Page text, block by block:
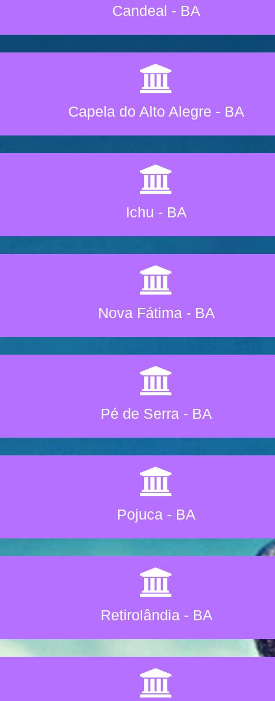
Candeal - BA
Capela do Alto Alegre - BA
Ichu - BA
Nova Fátima - BA
Pé de Serra - BA
Pojuca - BA
Retirolândia - BA